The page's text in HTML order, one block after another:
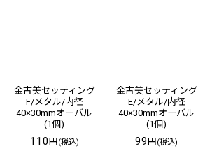
金古美セッティング
F/メタル/内径
40×30mmオーバル
(1個)
110 円 (税込)
金古美セッティング
E/メタル/内径
40×30mmオーバル
(1個)
99円 (税込)